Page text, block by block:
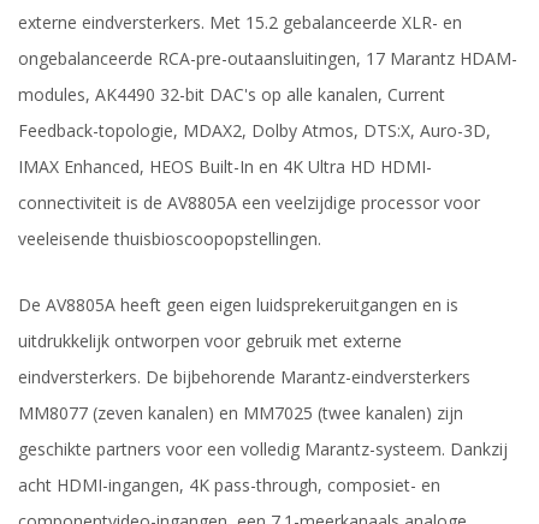
externe eindversterkers. Met 15.2 gebalanceerde XLR- en
ongebalanceerde RCA-pre-outaansluitingen, 17 Marantz HDAM-
modules, AK4490 32-bit DAC's op alle kanalen, Current
Feedback-topologie, MDAX2, Dolby Atmos, DTS:X, Auro-3D,
IMAX Enhanced, HEOS Built-In en 4K Ultra HD HDMI-
connectiviteit is de AV8805A een veelzijdige processor voor
veeleisende thuisbioscoopopstellingen.
De AV8805A heeft geen eigen luidsprekeruitgangen en is
uitdrukkelijk ontworpen voor gebruik met externe
eindversterkers. De bijbehorende Marantz-eindversterkers
MM8077 (zeven kanalen) en MM7025 (twee kanalen) zijn
geschikte partners voor een volledig Marantz-systeem. Dankzij
acht HDMI-ingangen, 4K pass-through, composiet- en